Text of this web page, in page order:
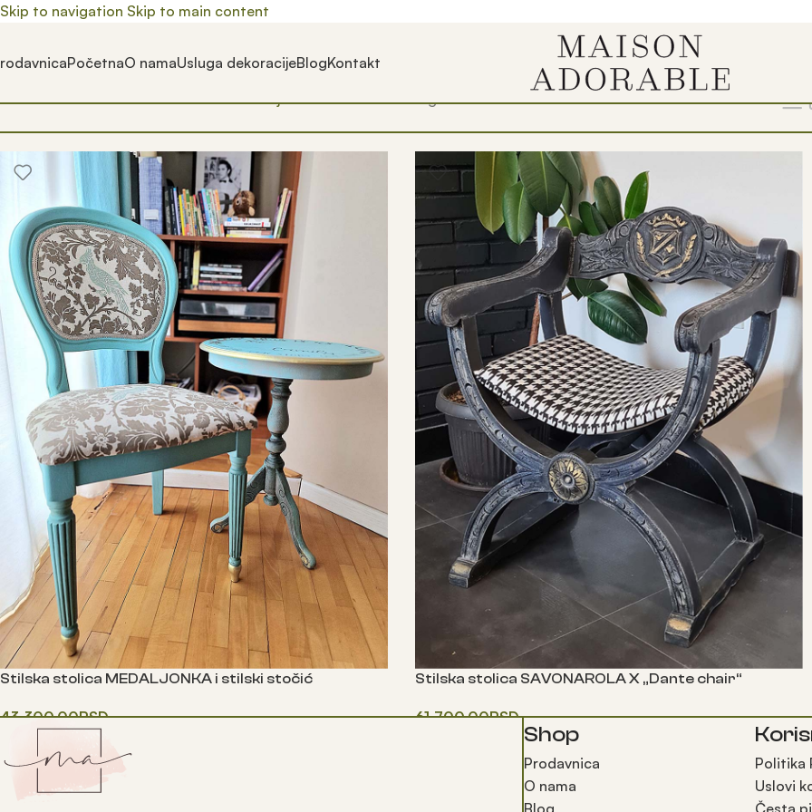
Skip to navigation Skip to main content
PočetnaO namaUsluga dekoracijeBlogKontakt
Почетна/ Prodavnica/ Proizvedeno u Srbiji/ Brendovi/ Romi Design Show 9 12 18 24
Stilska stolica MEDALJONKA i stilski stočić
43,300.00RSD
Stilska stolica SAVONAROLA X „Dante chair“
61,700.00RSD
Shop
Prodavnica
O nama
Blog
Politika
Uslovi
Česta